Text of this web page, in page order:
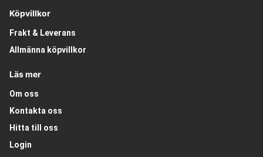
Köpvillkor
Frakt & Leverans
Allmänna köpvillkor
Läs mer
Om oss
Kontakta oss
Hitta till oss
Login